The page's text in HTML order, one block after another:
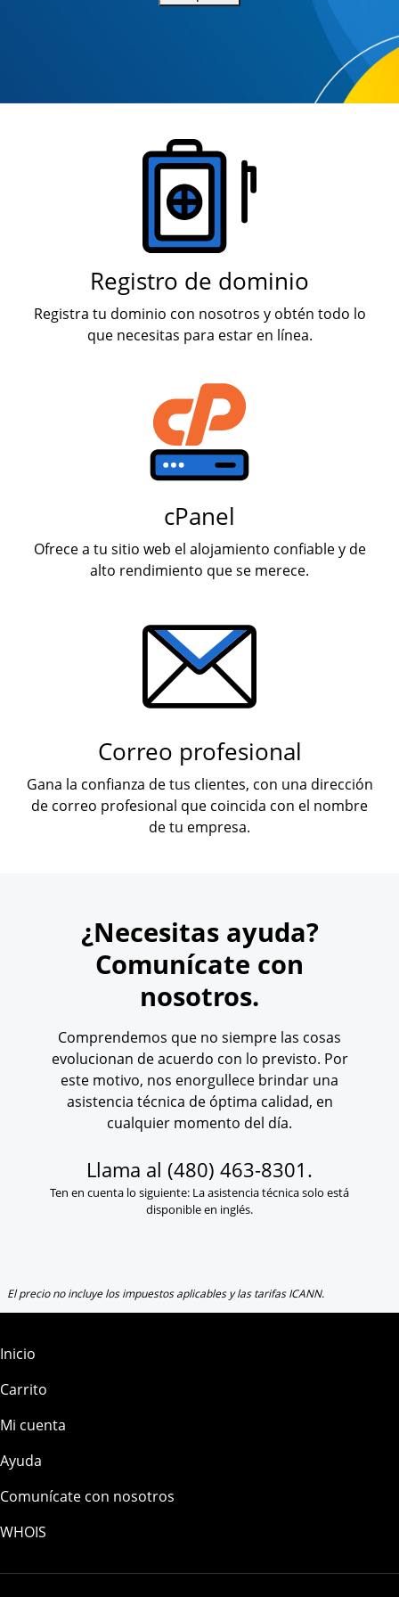
Registro de dominio
Registra tu dominio con nosotros y obtén todo lo
que necesitas para estar en línea.
cPanel
Ofrece a tu sitio web el alojamiento confiable y de
alto rendimiento que se merece.
Correo profesional
Gana la confianza de tus clientes, con una dirección
de correo profesional que coincida con el nombre
de tu empresa.
¿Necesitas ayuda?
Comunícate con
nosotros.
Comprendemos que no siempre las cosas
evolucionan de acuerdo con lo previsto. Por
este motivo, nos enorgullece brindar una
asistencia técnica de óptima calidad, en
cualquier momento del día.
Llama al (480) 463-8301 .
Ten en cuenta lo siguiente: La asistencia técnica solo está
disponible en inglés.
El precio no incluye los impuestos aplicables y las tarifas ICANN.
Inicio
Carrito
Mi cuenta
Ayuda
Comunícate con nosotros
WHOIS